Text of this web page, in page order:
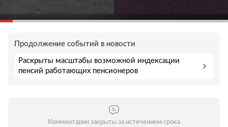
Продолжение событий в новости
Раскрыты масштабы возможной индексации
пенсий работающих пенсионеров
Комментарии закрыты за истечением срока